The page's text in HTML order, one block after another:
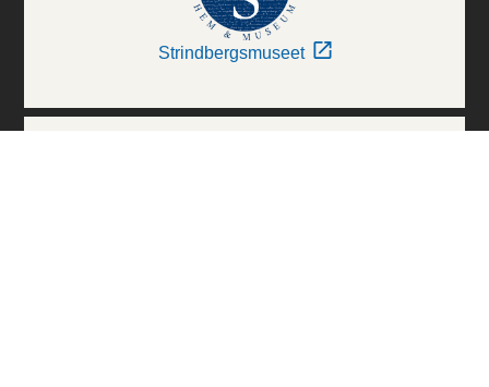
Strindbergsmuseet